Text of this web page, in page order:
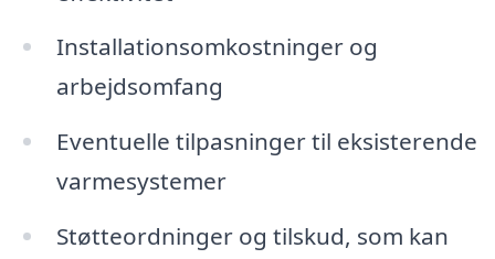
Installationsomkostninger og
arbejdsomfang
Eventuelle tilpasninger til eksisterende
varmesystemer
Støtteordninger og tilskud, som kan